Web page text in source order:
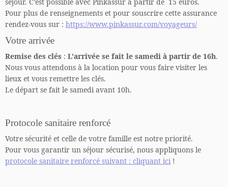
Pour plus de renseignements et pour souscrire cette assurance
rendez-vous sur : https://www.pinkassur.com/voyageurs/
Votre arrivée
Remise des clés : L’arrivée se fait le samedi à partir de 16h.
Nous vous attendons à la location pour vous faire visiter les
lieux et vous remettre les clés.
Le départ se fait le samedi avant 10h.
Protocole sanitaire renforcé
Votre sécurité et celle de votre famille est notre priorité.
Pour vous garantir un séjour sécurisé, nous appliquons le
protocole sanitaire renforcé suivant : cliquant ici!